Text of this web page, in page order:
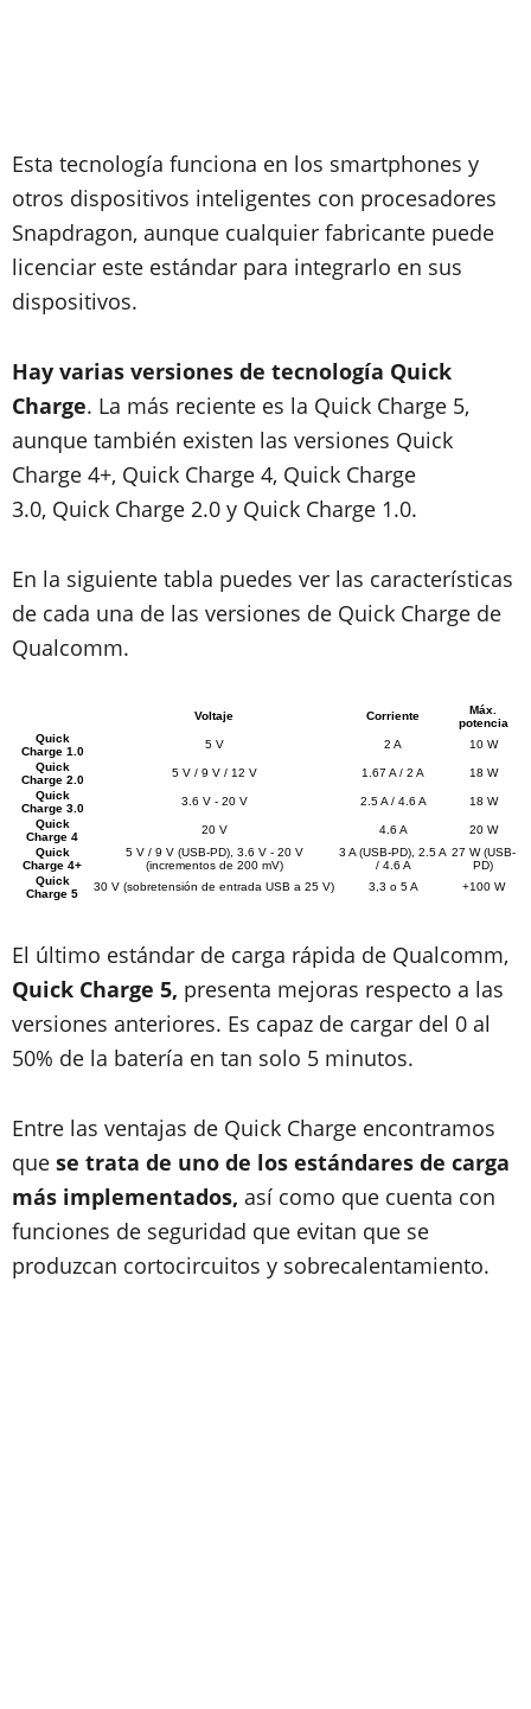
Esta tecnología funciona en los smartphones y
otros dispositivos inteligentes con procesadores
Snapdragon, aunque cualquier fabricante puede
licenciar este estándar para integrarlo en sus
dispositivos.
Hay varias versiones de tecnología Quick
Charge. La más reciente es la Quick Charge 5,
aunque también existen las versiones Quick
Charge 4+, Quick Charge 4, Quick Charge
3.0, Quick Charge 2.0 y Quick Charge 1.0.
En la siguiente tabla puedes ver las características
de cada una de las versiones de Quick Charge de
Qualcomm.
Voltaje Corriente
Máx.
potencia
Quick
Charge 1.0
5 V 2 A
10 W
Quick
Charge 2.0
5 V / 9 V / 12 V 1.67 A / 2 A
18 W
Quick
Charge 3.0
3.6 V - 20 V 2.5 A / 4.6 A
18 W
Quick
Charge 4
20 V 4.6 A
20 W
Quick
Charge 4+
5 V / 9 V (USB-PD), 3.6 V - 20 V
(incrementos de 200 mV)
3 A (USB-PD), 2.5 A
/ 4.6 A
27 W (USB-
PD)
Quick
Charge 5
30 V (sobretensión de entrada USB a 25 V) 3,3 o 5 A +100 W
El último estándar de carga rápida de Qualcomm,
Quick Charge 5, presenta mejoras respecto a las
versiones anteriores. Es capaz de cargar del 0 al
50% de la batería en tan solo 5 minutos.
Entre las ventajas de Quick Charge encontramos
que se trata de uno de los estándares de carga
más implementados, así como que cuenta con
funciones de seguridad que evitan que se
produzcan cortocircuitos y sobrecalentamiento.